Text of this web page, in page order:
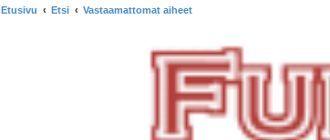
Etusivu Etsi Vastaamattomat aiheet